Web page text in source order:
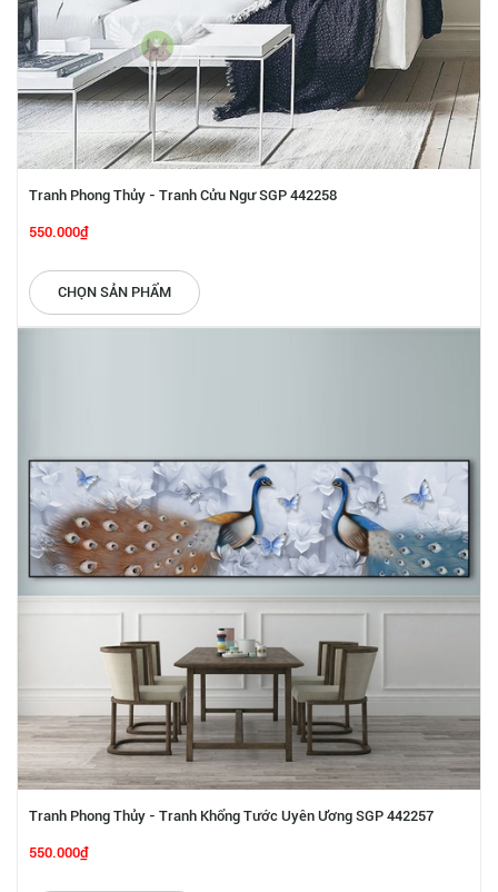
Tranh Phong Thủy - Tranh Cửu Ngư SGP 442258
550.000₫
CHỌN SẢN PHẨM
Tranh Phong Thủy - Tranh Khổng Tước Uyên Ương SGP 442257
550.000₫